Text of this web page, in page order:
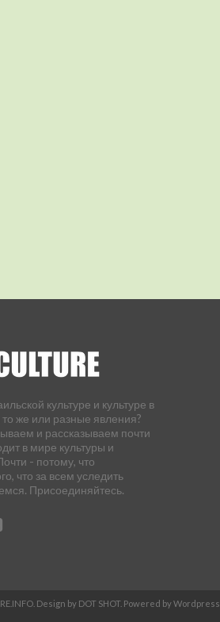
культуре и культуре в
же или разные явления?
и рассказываем почти
в мире культуры и
- потому, что
что за всем уследить
Присоединяйтесь.
Design by DOT SHOT. Powered by Wordpress.